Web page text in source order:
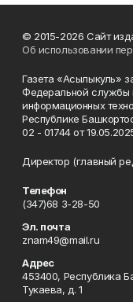
© 2015-2026 Сайт
Об использовании
Газета «Асылыкуль»
Федеральной службы
информационных
Республике
02 - 01744 от
Директор (главный
Телефон
(347)68 3-28-50
Эл. почта
znam49@mail.ru
Адрес
453400, Республика
Тукаева, д. 1